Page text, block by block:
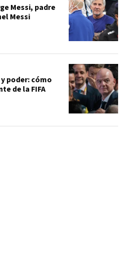
Messi, padre
Messi
poder: cómo
de la FIFA